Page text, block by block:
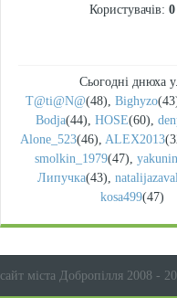
Користувачів: 0
Сьогодні днюха
T@ti@N@(48), Bighyzo
Bodja(44), HOSE(60),
Alone_523(46), ALEX2013
smolkin_1979(47),
Липучка(43),
kosa499(47)
сайт міста Добропілля 2008 -